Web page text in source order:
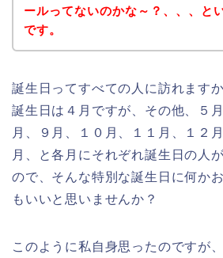
ールってないのかな～？、、、と
です。
誕生日ってすべての人に訪れます
誕生日は４月ですが、その他、５
月、９月、１０月、１１月、１２
月、と各月にそれぞれ誕生日の人
ので、そんな特別な誕生日に何か
もいいと思いませんか？
このように私自身思ったのですが